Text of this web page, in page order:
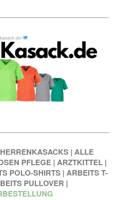
HERRENKASACKS | ALLE
PFLEGE | ARZTKITTEL |
POLO-SHIRTS | ARBEITS T-
PULLOVER |